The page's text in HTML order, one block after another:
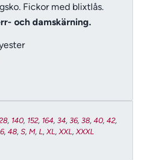
Fickor med blixtlås.
och damskärning.
, 140, 152, 164, 34, 36, 38, 40, 42,
, 48, S, M, L , XL , XXL , XXXL